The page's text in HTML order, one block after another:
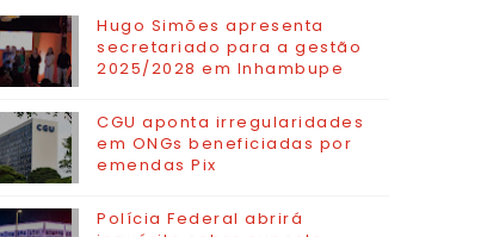
MAIS
VISITADAS
Hugo Simões apresenta
secretariado para a gestão
2025/2028 em Inhambupe
CGU aponta irregularidades
em ONGs beneficiadas por
emendas Pix
Polícia Federal abrirá